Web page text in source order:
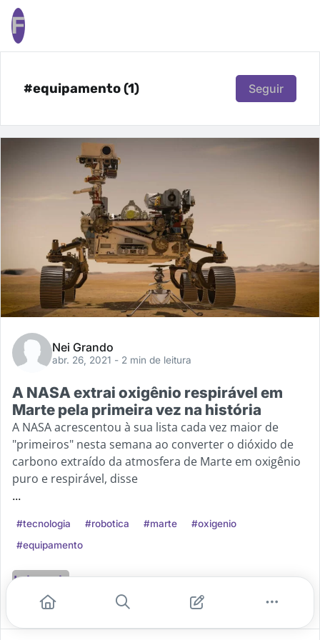
F
#equipamento (1) Seguir
Nei Grando
abr. 26, 2021 - 2 min de leitura
A NASA extrai oxigênio respirável em
Marte pela primeira vez na história
A NASA acrescentou à sua lista cada vez maior de
"primeiros" nesta semana ao converter o dióxido de
carbono extraído da atmosfera de Marte em oxigênio
puro e respirável, disse
...
#tecnologia #robotica #marte
#oxigenio
#equipamento
Leia mais